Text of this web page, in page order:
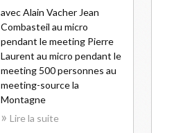
avec Alain Vacher Jean
Combasteil au micro
pendant le meeting Pierre
Laurent au micro pendant le
meeting 500 personnes au
meeting-source la
Montagne
Lire la suite